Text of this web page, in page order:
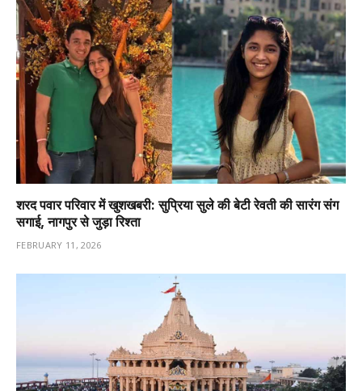
शरद पवार परिवार में खुशखबरी: सुप्रिया सुले की बेटी रेवती की सारंग संग
सगाई, नागपुर से जुड़ा रिश्ता
FEBRUARY 11, 2026